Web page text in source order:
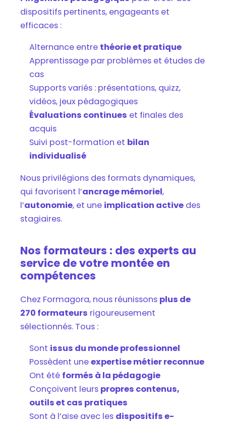
dispositifs pertinents, engageants et
efficaces :
Alternance entre théorie et pratique
Apprentissage par problèmes et études de
cas
Supports variés : présentations, quizz,
vidéos, jeux pédagogiques
Évaluations continues et finales des
acquis
Suivi post-formation et bilan
individualisé
Nous privilégions des formats dynamiques,
qui favorisent l’ancrage mémoriel,
l’autonomie, et une implication active des
stagiaires.
Nos formateurs : des experts au
service de votre montée en
compétences
Chez Formagora, nous réunissons plus de
270 formateurs rigoureusement
sélectionnés. Tous :
Sont issus du monde professionnel
Possèdent uneexpertise métier reconnue
Ont été formés à la pédagogie
Conçoivent leurs propres contenus,
outils et cas pratiques
Sont à l’aise avec les dispositifs e-